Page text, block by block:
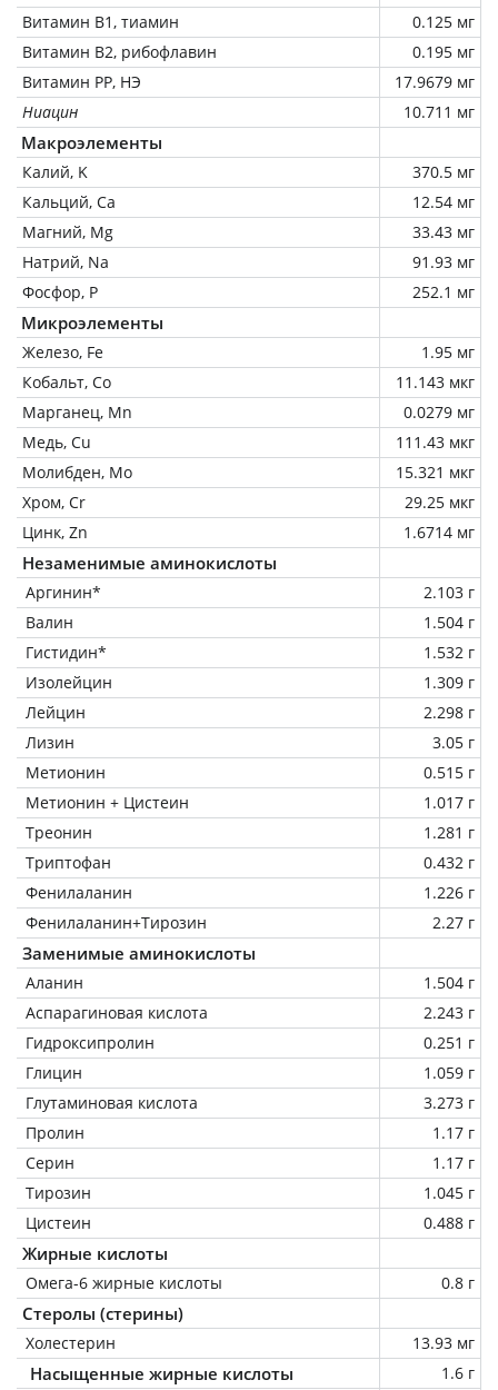
Витамин В1, тиамин
0.125 мг
Витамин В2, рибофлавин
0.195 мг
Витамин РР, НЭ
17.9679 мг
Ниацин
10.711 мг
Макроэлементы
Калий, K
370.5 мг
Кальций, Ca
12.54 мг
Магний, Mg
33.43 мг
Натрий, Na
91.93 мг
Фосфор, P
252.1 мг
Микроэлементы
Железо, Fe
1.95 мг
Кобальт, Co
11.143 мкг
Марганец, Mn
0.0279 мг
Медь, Cu
111.43 мкг
Молибден, Mo
15.321 мкг
Хром, Cr
29.25 мкг
Цинк, Zn
1.6714 мг
Незаменимые аминокислоты
Аргинин*
2.103 г
Валин
1.504 г
Гистидин*
1.532 г
Изолейцин
1.309 г
Лейцин
2.298 г
Лизин
3.05 г
Метионин
0.515 г
Метионин + Цистеин
1.017 г
Треонин
1.281 г
Триптофан
0.432 г
Фенилаланин
1.226 г
Фенилаланин+Тирозин
2.27 г
Заменимые аминокислоты
Аланин
1.504 г
Аспарагиновая кислота
2.243 г
Гидроксипролин
0.251 г
Глицин
1.059 г
Глутаминовая кислота
3.273 г
Пролин
1.17 г
Серин
1.17 г
Тирозин
1.045 г
Цистеин
0.488 г
Жирные кислоты
Омега-6 жирные кислоты 0.8 г
Стеролы (стерины)
Холестерин 13.93 мг
Насыщенные жирные кислоты 1.6 г